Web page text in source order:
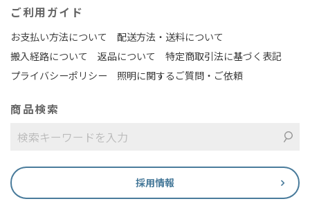
ご利用ガイド
お支払い方法について
配送方法・送料について
搬入経路について
返品について
特定商取引法に基づく表記
プライバシーポリシー
照明に関するご質問・ご依頼
商品検索
採用情報